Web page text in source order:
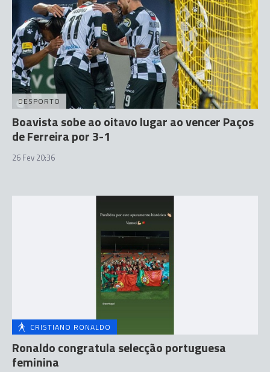
DESPORTO
Boavista sobe ao oitavo lugar ao vencer Paços
de Ferreira por 3-1
26 Fev 20:36
CRISTIANO RONALDO
Ronaldo congratula selecção portuguesa
feminina